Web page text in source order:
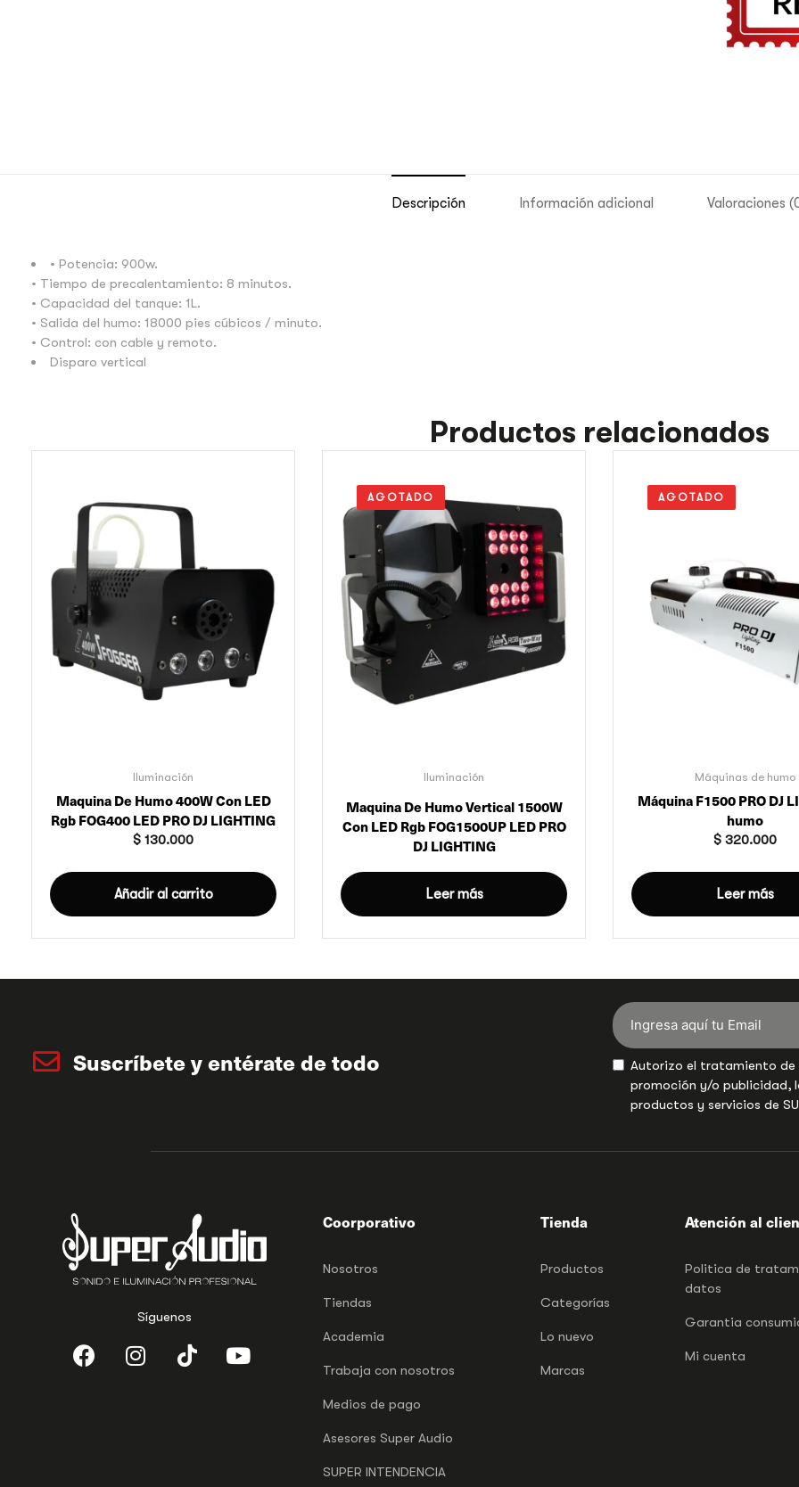
Descripción Información adicional Valoraciones
• Potencia: 900w.
• Tiempo de precalentamiento: 8 minutos.
• Capacidad del tanque: 1L.
• Salida del humo: 18000 pies cúbicos / minuto.
• Control: con cable y remoto.
Disparo vertical
Productos relacionados
Iluminación
Maquina De Humo 400W Con LED
Rgb FOG400 LED PRO DJ LIGHTING
$ 130.000
Añadir al carrito
AGOTADO
Iluminación
Maquina De Humo Vertical 1500W
Con LED Rgb FOG1500UP LED PRO
DJ LIGHTING
Leer más
AGOTADO
Máquinas de humo
Máquina F1500 PRO DJ
humo
$320.000
Leer más
Suscríbete y entérate de todo
Autorizo el tratamiento
promoción y/o publicidad,
productos y servicios de
Síguenos
Coorporativo
Nosotros
Tiendas
Academia
Trabaja con nosotros
Medios de pago
Asesores Super Audio
SUPER INTENDENCIA
Tienda
Productos
Categorías
Lo nuevo
Marcas
Atención al
Politica de
datos
Garantia
Mi cuenta